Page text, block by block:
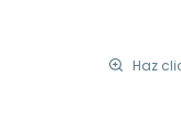
Haz